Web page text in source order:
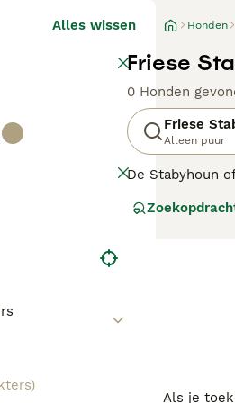
Alles wissen Honden
Friese
0 Honden
Friese
Alleen puur
De Stabyhoun
uitstekende
Als je